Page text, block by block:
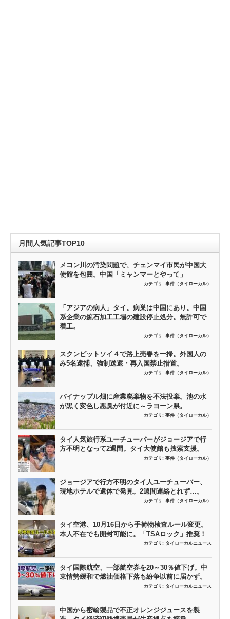
月間人気記事TOP10
メコン川の汚染問題で、チェンマイ市民が中国大
使館を包囲。中国「ミャンマーとやって」
カテゴリ: 事件（タイローカル）
「アジアの病人」タイ。病巣は中国にあり。中国
系企業の鉱石加工工場の建設停止処分。無許可で
着工。
カテゴリ: 事件（タイローカル）
スクンビットソイ４で路上売春を一掃。外国人の
み5名逮捕、強制送還・再入国禁止措置。
カテゴリ: 事件（タイローカル）
パイナップル畑に産業廃棄物を不法投棄。池の水
が黒く変色し悪臭が付近に～ラヨーン県。
カテゴリ: 事件（タイローカル）
タイ人気旅行系ユーチューバーがジョージアで行
方不明となって2週間。タイ大使館も捜索支援。
カテゴリ: 事件（タイローカル）
ジョージアで行方不明のタイ人ユーチューバー、
現地ホテルで遺体で発見。2週間連絡とれず…。
カテゴリ: 事件（タイローカル）
タイ空港、10月16日から手荷物検査ルール変更。
本人不在でも開封可能に。「TSAロック」推奨！
カテゴリ: タイローカルニュース
タイ国際航空、一部航空券を20～30％値下げ。中
東情勢緩和で燃油価格下落も紛争以前に届かず。
カテゴリ: タイローカルニュース
中国から密輸製品で不正オレンジジュースを製